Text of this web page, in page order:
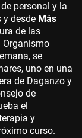
personal y la
desde Más
de las
Organismo
se
uno en una
de Daganzo y
de
el
y
curso.